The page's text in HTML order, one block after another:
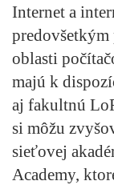
Internet a
oblasti
majú k
aj fakultnú
si môžu
sieťovej
Academy,